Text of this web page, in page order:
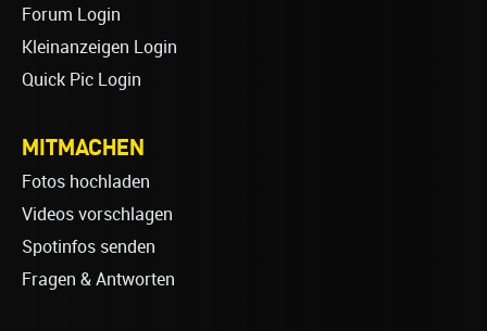
Forum Login
Kleinanzeigen Login
Quick Pic Login
MITMACHEN
Fotos hochladen
Videos vorschlagen
Spotinfos senden
Fragen & Antworten